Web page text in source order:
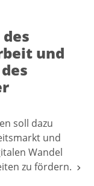
und
soll dazu
und
Wandel
zu fördern.